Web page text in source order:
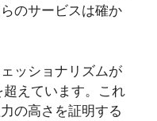
のサービスは確か
ッショナリズムが
えています。これ
の高さを証明する